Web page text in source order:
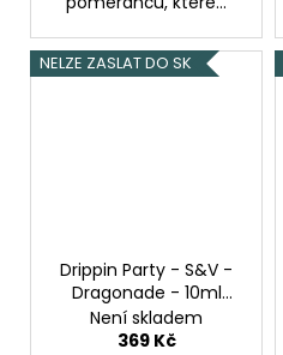
NELZE ZASLAT DO SK
Drippin Party - S&V -
Dragonade - 10ml
Dračí ovoce
Není skladem
369 Kč